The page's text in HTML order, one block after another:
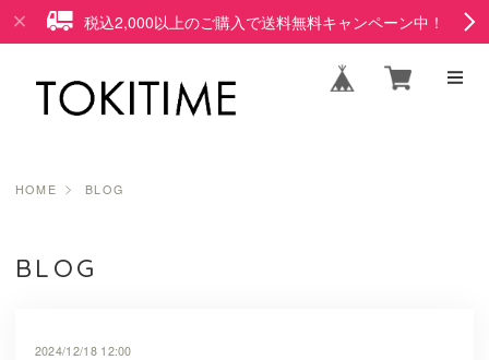
税込2,000以上のご購入で送料無料キャンペーン中！
HOME BLOG
BLOG
2024/12/18 12:00